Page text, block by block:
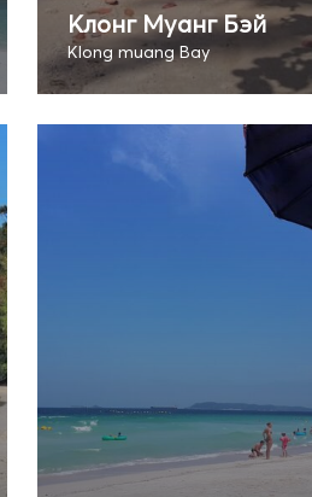
Клонг Муанг Бэй
Klong muang Bay